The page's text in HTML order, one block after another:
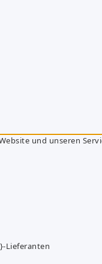
und unseren
Lieferanten